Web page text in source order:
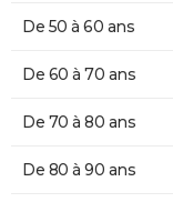
De 50 à 60 ans
De 60 à 70 ans
De 70 à 80 ans
De 80 à 90 ans